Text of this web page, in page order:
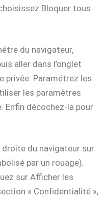
Bloquer tous
du navigateur,
aller dans l’onglet
privée. Paramétrez les
les paramètres
Enfin décochez-la pour
droite du navigateur sur
par un rouage).
sur Afficher les
« Confidentialité »,